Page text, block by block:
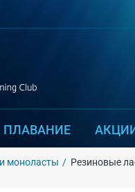
ПЛАВАНИЕ
моноласты Резиновые